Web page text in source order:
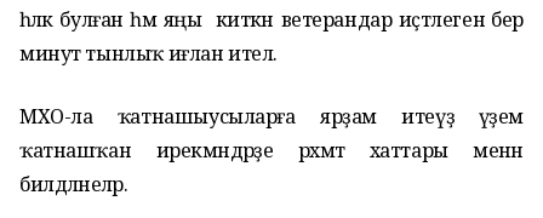
һәләк булған һәм яңы киткән ветерандар иҫтәлегенә бер
минут тынлыҡ иғлан ителә.
МХО-ла ҡатнашыусыларға ярҙам итеүҙә әүҙем
ҡатнашҡан ирекмәндәрҙе рәхмәт хаттары менән
билдәләнеләр.